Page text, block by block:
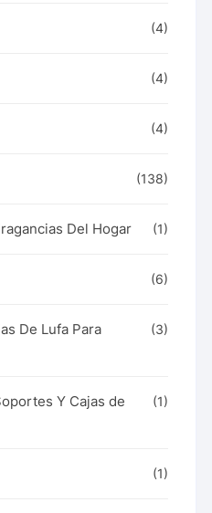
(4)
(4)
(4)
(138)
Del Hogar (1)
(6)
De Lufa Para
(3)
Y Cajas de
(1)
(1)